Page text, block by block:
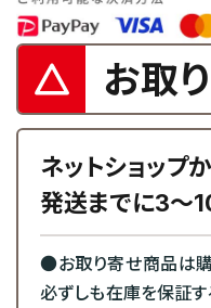
お取
ネットショップ
発送までに3～
●お取り寄せ商品は購
必ずしも在庫を保証す